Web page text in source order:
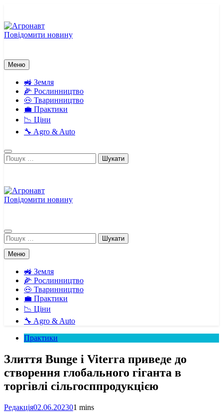
вмісту
Повідомити новину
Меню
🚜 Земля
🌽 Рослинництво
🐽 Тваринництво
💼 Практики
📉 Ціни
🔧 Agro & Auto
Пошук:
Повідомити новину
Пошук:
Меню
🚜 Земля
🌽 Рослинництво
🐽 Тваринництво
💼 Практики
📉 Ціни
🔧 Agro & Auto
Практики
Злиття Bunge і Viterra приведе до
створення глобального гіганта в
торгівлі сільгосппродукцією
Редакція02.06.202301 mins